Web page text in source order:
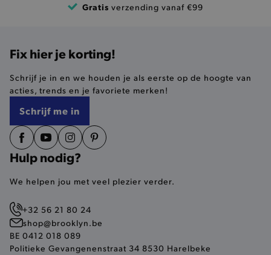
Gratis verzending vanaf €99
Fix hier je korting!
Schrijf je in en we houden je als eerste op de hoogte van
acties, trends en je favoriete merken!
Schrijf me in
Hulp nodig?
We helpen jou met veel plezier verder.
+32 56 21 80 24
shop@brooklyn.be
BE 0412 018 089
Politieke Gevangenenstraat 34 8530 Harelbeke
pickupAddress
product-out-of-stock-modal